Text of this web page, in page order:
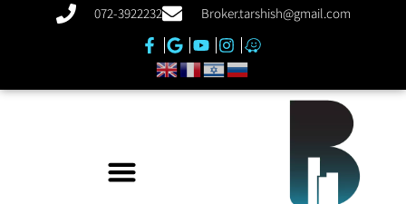
072-3922232 Broker.tarshish@gmail.com